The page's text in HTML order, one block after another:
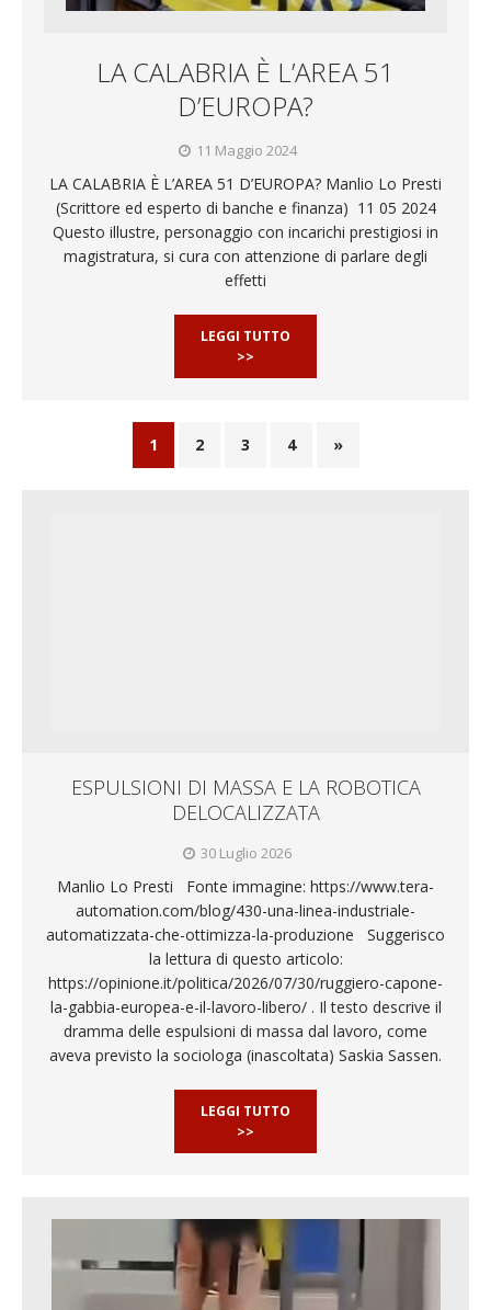
LA CALABRIA È L’AREA 51
D’EUROPA?
11 Maggio 2024
LA CALABRIA È L’AREA 51 D’EUROPA? Manlio Lo Presti
(Scrittore ed esperto di banche e finanza) 11 05 2024
Questo illustre, personaggio con incarichi prestigiosi in
magistratura, si cura con attenzione di parlare degli
effetti
LEGGI TUTTO
>>
1 2 3 4 »
ESPULSIONI DI MASSA E LA ROBOTICA
DELOCALIZZATA
30 Luglio 2026
Manlio Lo Presti Fonte immagine: https://www.tera-
automation.com/blog/430-una-linea-industriale-
automatizzata-che-ottimizza-la-produzione Suggerisco
la lettura di questo articolo:
https://opinione.it/politica/2026/07/30/ruggiero-capone-
la-gabbia-europea-e-il-lavoro-libero/ . Il testo descrive il
dramma delle espulsioni di massa dal lavoro, come
aveva previsto la sociologa (inascoltata) Saskia Sassen.
LEGGI TUTTO
>>